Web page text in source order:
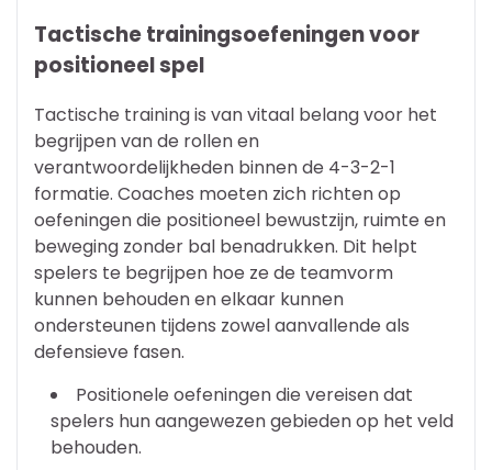
Tactische trainingsoefeningen voor
positioneel spel
Tactische training is van vitaal belang voor het
begrijpen van de rollen en
verantwoordelijkheden binnen de 4-3-2-1
formatie. Coaches moeten zich richten op
oefeningen die positioneel bewustzijn, ruimte en
beweging zonder bal benadrukken. Dit helpt
spelers te begrijpen hoe ze de teamvorm
kunnen behouden en elkaar kunnen
ondersteunen tijdens zowel aanvallende als
defensieve fasen.
Positionele oefeningen die vereisen dat
spelers hun aangewezen gebieden op het veld
behouden.